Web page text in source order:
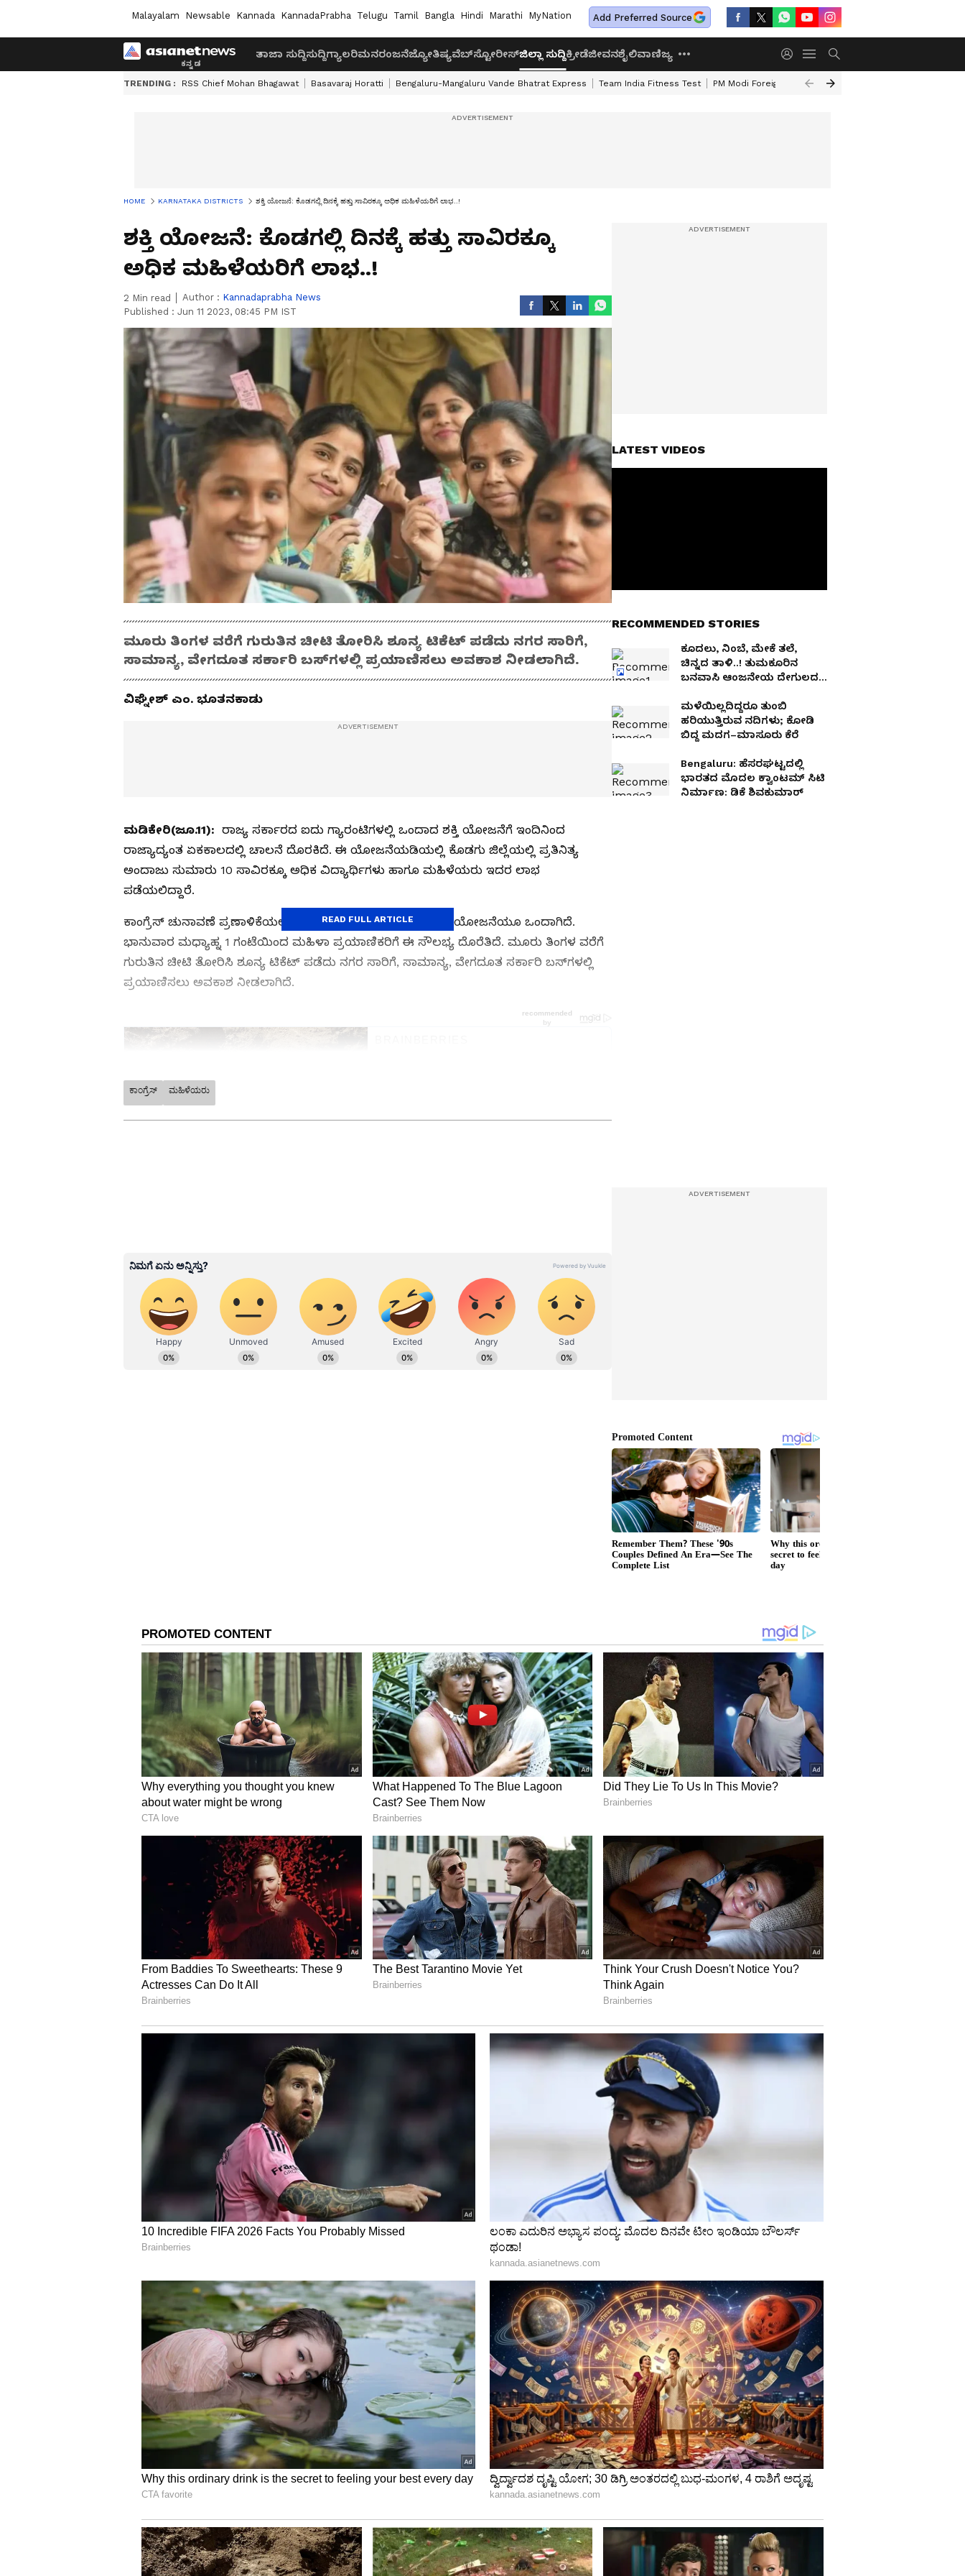
Malayalam Newsable Kannada KannadaPrabha Telugu Tamil Bangla Hindi Marathi MyNation Add Preferred Source
ತಾಜಾ ಸುದ್ದಿಸುದ್ದಿಗ್ಯಾಲರಿಮನರಂಜನೆಜ್ಯೋತಿಷ್ಯವೆಬ್‌ಸ್ಟೋರೀಸ್ಜಿಲ್ಲಾ ಸುದ್ದಿಕ್ರೀಡೆಜೀವನಶೈಲಿವಾಣಿಜ್ಯ
TRENDING : RSS Chief Mohan Bhagawat Basavaraj Horatti Bengaluru-Mangaluru Vande Bhatrat Express Team India Fitness Test PM Modi Foreign Travel Expenditure
HOME KARNATAKA DISTRICTS ಶಕ್ತಿ ಯೋಜನೆ: ಕೊಡಗಲ್ಲಿ ದಿನಕ್ಕೆ ಹತ್ತು ಸಾವಿರಕ್ಕೂ ಅಧಿಕ ಮಹಿಳೆಯರಿಗೆ ಲಾಭ..!
ಶಕ್ತಿ ಯೋಜನೆ: ಕೊಡಗಲ್ಲಿ ದಿನಕ್ಕೆ ಹತ್ತು ಸಾವಿರಕ್ಕೂ
ಅಧಿಕ ಮಹಿಳೆಯರಿಗೆ ಲಾಭ..!
2 Min read Author : Kannadaprabha News
Published : Jun 11 2023, 08:45 PM IST
ಮೂರು ತಿಂಗಳ ವರೆಗೆ ಗುರುತಿನ ಚೀಟಿ ತೋರಿಸಿ ಶೂನ್ಯ ಟಿಕೆಟ್‌ ಪಡೆದು ನಗರ ಸಾರಿಗೆ,
ಸಾಮಾನ್ಯ, ವೇಗದೂತ ಸರ್ಕಾರಿ ಬಸ್‌ಗಳಲ್ಲಿ ಪ್ರಯಾಣಿಸಲು ಅವಕಾಶ ನೀಡಲಾಗಿದೆ.
ವಿಘ್ನೇಶ್‌ ಎಂ. ಭೂತನಕಾಡು
ಮಡಿಕೇರಿ(ಜೂ.11): ರಾಜ್ಯ ಸರ್ಕಾರದ ಐದು ಗ್ಯಾರಂಟಿಗಳಲ್ಲಿ ಒಂದಾದ ಶಕ್ತಿ ಯೋಜನೆಗೆ ಇಂದಿನಿಂದ
ರಾಜ್ಯಾದ್ಯಂತ ಏಕಕಾಲದಲ್ಲಿ ಚಾಲನೆ ದೊರಕಿದೆ. ಈ ಯೋಜನೆಯಡಿಯಲ್ಲಿ ಕೊಡಗು ಜಿಲ್ಲೆಯಲ್ಲಿ ಪ್ರತಿನಿತ್ಯ
ಅಂದಾಜು ಸುಮಾರು 10 ಸಾವಿರಕ್ಕೂ ಅಧಿಕ ವಿದ್ಯಾರ್ಥಿಗಳು ಹಾಗೂ ಮಹಿಳೆಯರು ಇದರ ಲಾಭ
ಪಡೆಯಲಿದ್ದಾರೆ.
ಕಾಂಗ್ರೆಸ್‌ ಚುನಾವಣೆ ಪ್ರಣಾಳಿಕೆಯಲ್ಲಿ ಘೋಷಿಸಿದ್ದ 5 ಯೋಜನೆಗಳಲ್ಲಿ ಶಕ್ತಿ ಯೋಜನೆಯೂ ಒಂದಾಗಿದೆ.
ಭಾನುವಾರ ಮಧ್ಯಾಹ್ನ 1 ಗಂಟೆಯಿಂದ ಮಹಿಳಾ ಪ್ರಯಾಣಿಕರಿಗೆ ಈ ಸೌಲಭ್ಯ ದೊರೆತಿದೆ. ಮೂರು ತಿಂಗಳ ವರೆಗೆ
ಗುರುತಿನ ಚೀಟಿ ತೋರಿಸಿ ಶೂನ್ಯ ಟಿಕೆಟ್‌ ಪಡೆದು ನಗರ ಸಾರಿಗೆ, ಸಾಮಾನ್ಯ, ವೇಗದೂತ ಸರ್ಕಾರಿ ಬಸ್‌ಗಳಲ್ಲಿ
ಪ್ರಯಾಣಿಸಲು ಅವಕಾಶ ನೀಡಲಾಗಿದೆ.
ಉಡುಪಿ ಜನತೆಗೆ ಸಿಹಿಸುದ್ದಿ ಕೊಟ್ಟ ಸಚಿವೆ ಲಕ್ಷ್ಮಿ ಹೆಬ್ಬಾಳ್ಕರ್: ನರ್ಮ್‌ ಬಸ್‌ಗಳ ಸಂಚಾರ ಪುನಾರಂಭ
ನಿತ್ಯ 91 ಬಸ್‌ ಸಂಚಾರ:
ಕೆಎಸ್‌ಆರ್‌ಟಿಸಿ ಪುತ್ತೂರು ವಿಭಾಗದ ಮಡಿಕೇರಿ ಘಟಕದಿಂದ ದಿನಕ್ಕೆ ಸುಮಾರು 91 ಬಸ್‌ಗಳು ಸಂಚರಿಸುತ್ತಿದೆ.
ಜನರ ಬೇಡಿಕೆಗೆ ಅನುಗುಣವಾಗಿ ಕೆಎಸ್‌ಆರ್‌ಟಿಸಿ ಮಡಿಕೇರಿ ಡಿಪೋದಿಂದ ಒಂದೊಂದು ಸರ್ಕಾರಿ ಬಸ್‌ಗಳು
ಸಂಚರಿಸುತ್ತಿದೆ. ಇದರಿಂದ ಗ್ರಾಮೀಣ ಭಾಗದ ಮಹಿಳೆಯರು ಕೂಡ ಶಕ್ತಿ ಯೋಜನೆಯ ಸದುಪಯೋಗ
ಪಡೆಯಲಿದ್ದಾರೆ. ರಸ್ತೆಗಳು ತೀರಾ ಕಿರಿದಾಗಿರುವ ಹಿನ್ನೆಲೆಯಲ್ಲಿ ಸಂಚಾರ ಸಾಧ್ಯವಾಗದ ಕಡೆಗಳಲ್ಲಿ ಕೆಎಸ್‌ಆರ್‌ಟಿಸಿ
ಬಸ್‌ಗಳು ಸಂಚರಿಸುತ್ತಿಲ್ಲ. ಕೆಲವು ಕಡೆಗಳಲ್ಲಿ ಸರ್ಕಾರಿ ಬಸ್‌ಗಳ ಸಂಖ್ಯೆಯನ್ನು ಹೆಚ್ಚಿಸಬೇಕೆಂಬ ಬೇಡಿಕೆಯೂ
ಇದೆ.
ಶಕ್ತಿ ಯೋಜನೆಯಿಂದಾಗಿ ಗುಡ್ಡಗಾಡು ಪ್ರದೇಶವಾಗಿರುವ ಕೊಡಗು ಜಿಲ್ಲೆಯಲ್ಲಿ ಖಾಸಗಿ ಬಸ್‌ಗಳು
ನಷ್ಟಕ್ಕೊಳಗಾಗುವ ಸಾಧ್ಯತೆ ಇದೆ. ಆದ್ದರಿಂದ ಖಾಸಗಿ ಬಸ್‌ಗಳಿಗೆ ತೆರಿಗೆ ವಿನಾಯಿತಿ ನೀಡಬೇಕೆಂದು ಕೊಡಗು
ಖಾಸಗಿ ಬಸ್‌ ಕಾರ್ಮಿಕರ ಸಂಘದ ಸುರೇಶ್‌ ದೇವಯ್ಯ ಆಗ್ರಹಿಸುತ್ತಾರೆ.
180ಕ್ಕೂ ಹೆಚ್ಚು ಖಾಸಗಿ ಬಸ್‌ಗಳು
ಗುಡ್ಡಗಾಡು ಪ್ರದೇಶವಾಗಿರುವ ಕೊಡಗು ಜಿಲ್ಲೆಯಲ್ಲಿ ಖಾಸಗಿ ಬಸ್‌ಗಳು ಹೆಚ್ಚಾಗಿ ಸಂಚರಿಸುತ್ತದೆ. ಜಿಲ್ಲೆಯಲ್ಲಿ
ಸುಮಾರು 180ಕ್ಕೂ ಅಧಿಕ ಖಾಸಗಿ ಬಸ್‌ಗಳು ಪ್ರಮುಖ ನಗರ ಸೇರಿದಂತೆ ಹಲವು ಗ್ರಾಮೀಣ ಭಾಗದಲ್ಲಿ ಇಂದಿಗೂ
ಕೂಡ ಸೇವೆಯನ್ನು ನೀಡುತ್ತಿದೆ. ಇದರಿಂದ ಶಕ್ತಿ ಯೋಜನೆಯಡಿ ಹೆಚ್ಚು ಲಾಭ ಫಲಾನುಭವಿಗಳಿಗೆ ಆಗುವುದಿಲ್ಲ.
ಶಕ್ತಿ ಯೋಜನೆಯ ಪ್ರಭಾವದಿಂದಾಗಿ ಸರ್ಕಾರಿ ಬಸ್‌ಗಳು ಇರುವ ಕಡೆಗಳಲ್ಲಿ ಖಾಸಗಿ ಬಸ್‌ಗಳಿಗೆ ಆದಾಯ
ಕಡಿಮೆಯಾಗುವ ಸಾಧ್ಯತೆಯಿದೆ. ಕೊರೋನಾ ಸಂದರ್ಭದಲ್ಲಿ ಜಿಲ್ಲೆಯಲ್ಲಿ ಸಾಕಷ್ಟುಖಾಸಗಿ ಬಸ್‌ಗಳು ಸಂಚಾರ
ಸ್ಥಗಿತಗೊಳಿಸಿದ್ದವು. ಇದರಿಂದ ಖಾಸಗಿ ಬಸ್‌ಗಳ ಸಂಖ್ಯೆ ಕೆಲವು ಕಡೆ ಇಳಿಮುಖಗೊಂಡಿದೆ.
ಕಾಂಗ್ರೆಸ್‌ ಗ್ಯಾರಂಟಿಗೆ ಚಾಲನೆ ಕೊಟ್ಟ ಬಿಜೆಪಿ ಶಾಸಕ: ಉಚಿತ ಬಸ್‌ ಟಿಕೆಟ್ ವಿತರಣೆ
11 ಲಕ್ಷ ಆದಾಯ ಸಂಗ್ರಹವಾಗುತ್ತದೆ. ಎಲ್ಲ ಬಸ್‌ಗಳು ಸುಸ್ಥಿತಿಯಲ್ಲಿದೆ. ಪ್ರತಿ ನಿತ್ಯ ಸುಮಾರು 20 ಸಾವಿರಕ್ಕೂ
ಅಧಿಕ ಮಂದಿ ಬಸ್‌ನಲ್ಲಿ ಸಂಚರಿಸುತ್ತಾರೆ. ಶಕ್ತಿ ಯೋಜನೆಯಿಂದ ವಿದ್ಯಾರ್ಥಿಗಳು ಸೇರಿದಂತೆ ಸಾವಿರಾರು ಮಂದಿ
ಇದರ ಲಾಭ ಪಡೆಯಲಿದ್ದಾರೆ ಅಂತ ಕೆಎಸ್‌ಆರ್‌ಟಿಸಿ ಡಿಪೋ ವ್ಯವಸ್ಥಾಪಕರು ಗೀತಾ ತಿಳಿಸಿದ್ದಾರೆ.
ಇಂದು ಶಕ್ತಿ ಯೋಜನೆಗೆ ಚಾಲನೆ
ಮಡಿಕೇರಿ: ಶಕ್ತಿ ಯೋಜನೆಗೆ ಕೊಡಗು ಜಿಲ್ಲಾ ಉಸ್ತುವಾರಿ ಸಚಿವ ಎನ್‌.ಎಸ್‌. ಭೋಸರಾಜ್‌ ಇಂದು(ಭಾನುವಾರ)
ಮಧ್ಯಾಹ್ನ 12.30ಕ್ಕೆ ಚಾಲನೆ ನೀಡಿದ್ದಾರೆ.
READ FULL ARTICLE
ABOUT THE AUTHOR
Kannadaprabha News
ಕಾಂಗ್ರೆಸ್ ಮಹಿಳೆಯರು
LATEST VIDEOS
RECOMMENDED STORIES
ಕೂದಲು, ನಿಂಬೆ, ಮೇಕೆ ತಲೆ,
ಚಿನ್ನದ ತಾಳಿ..! ತುಮಕೂರಿನ
ಬನವಾಸಿ ಆಂಜನೇಯ ದೇಗುಲದ
ಸ್ಥಳೀಯರು
ಮಳೆಯಿಲ್ಲದಿದ್ದರೂ ತುಂಬಿ
ಹರಿಯುತ್ತಿರುವ ನದಿಗಳು; ಕೋಡಿ
ಬಿದ್ದ ಮದಗ–ಮಾಸೂರು ಕೆರೆ
Bengaluru: ಹೆಸರಘಟ್ಟದಲ್ಲಿ
ಭಾರತದ ಮೊದಲ ಕ್ವಾಂಟಮ್ ಸಿಟಿ
ನಿರ್ಮಾಣ: ಡಿಕೆ ಶಿವಕುಮಾರ್